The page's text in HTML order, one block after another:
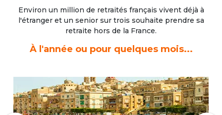
Environ un million de retraités français vivent déjà à
l'étrangeret un senior sur trois souhaite prendre sa
retraite hors de la France.
À l'année ou pour quelques mois...